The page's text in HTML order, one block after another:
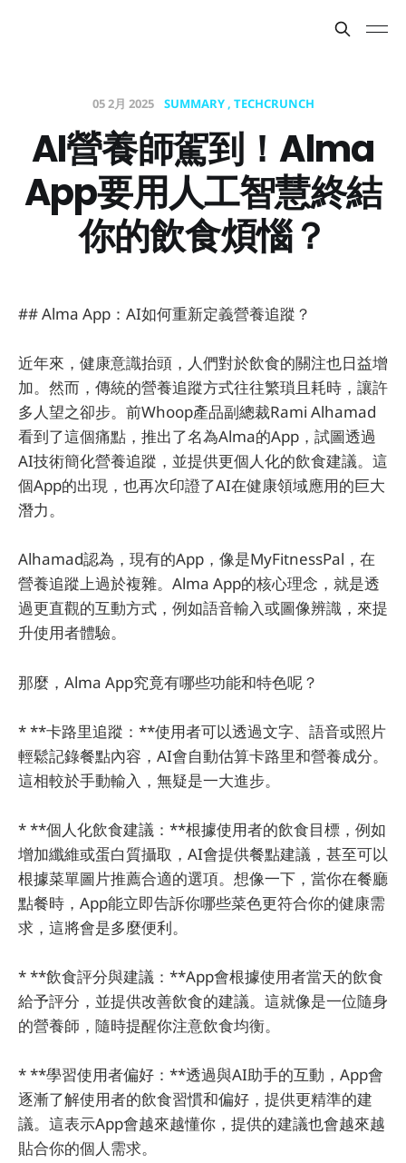
05 2月 2025 SUMMARY TECHCRUNCH
AI營養師駕到！Alma
App要用人工智慧終結
你的飲食煩惱？
## Alma App：AI如何重新定義營養追蹤？
近年來，健康意識抬頭，人們對於飲食的關注也日益增
加。然而，傳統的營養追蹤方式往往繁瑣且耗時，讓許
多人望之卻步。前Whoop產品副總裁Rami Alhamad
看到了這個痛點，推出了名為Alma的App，試圖透過
AI技術簡化營養追蹤，並提供更個人化的飲食建議。這
個App的出現，也再次印證了AI在健康領域應用的巨大
潛力。
Alhamad認為，現有的App，像是MyFitnessPal，在
營養追蹤上過於複雜。Alma App的核心理念，就是透
過更直觀的互動方式，例如語音輸入或圖像辨識，來提
升使用者體驗。
那麼，Alma App究竟有哪些功能和特色呢？
* **卡路里追蹤：**使用者可以透過文字、語音或照片
輕鬆記錄餐點內容，AI會自動估算卡路里和營養成分。
這相較於手動輸入，無疑是一大進步。
* **個人化飲食建議：**根據使用者的飲食目標，例如
增加纖維或蛋白質攝取，AI會提供餐點建議，甚至可以
根據菜單圖片推薦合適的選項。想像一下，當你在餐廳
點餐時，App能立即告訴你哪些菜色更符合你的健康需
求，這將會是多麼便利。
* **飲食評分與建議：**App會根據使用者當天的飲食
給予評分，並提供改善飲食的建議。這就像是一位隨身
的營養師，隨時提醒你注意飲食均衡。
* **學習使用者偏好：**透過與AI助手的互動，App會
逐漸了解使用者的飲食習慣和偏好，提供更精準的建
議。這表示App會越來越懂你，提供的建議也會越來越
貼合你的個人需求。